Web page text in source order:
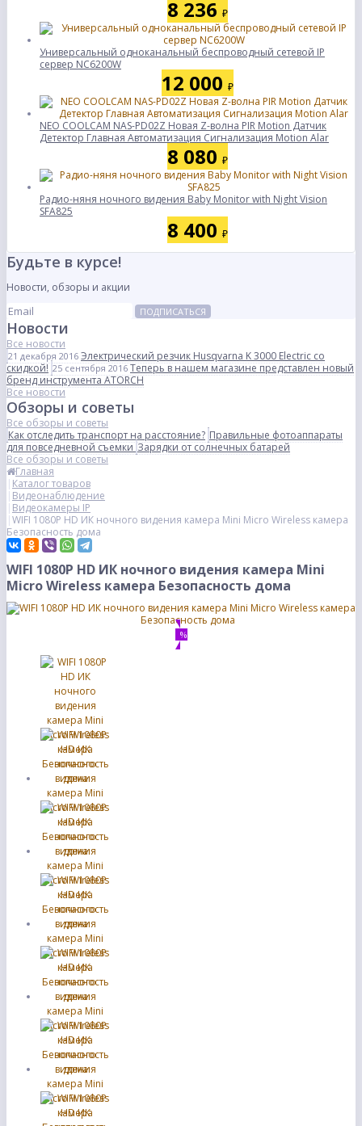
8 236 ₽
Универсальный одноканальный беспроводный сетевой IP
сервер NC6200W
12 000 ₽
NEO COOLCAM NAS-PD02Z Новая Z-волна PIR Motion Датчик
Детектор Главная Автоматизация Сигнализация Motion Alar
8 080 ₽
Радио-няня ночного видения Baby Monitor with Night Vision
SFA825
8 400 ₽
Будьте в курсе!
Новости, обзоры и акции
ПОДПИСАТЬСЯ
Новости
Все новости
21 декабря 2016 Электрический резчик Husqvarna K 3000 Electric со
скидкой! 25 сентября 2016 Теперь в нашем магазине представлен новый
бренд инструмента ATORCH
Все новости
Обзоры и советы
Все обзоры и советы
Как отследить транспорт на расстояние? Правильные фотоаппараты
для повседневной съемкиЗарядки от солнечных батарей
Все обзоры и советы
Главная
Каталог товаров
Видеонаблюдение
Видеокамеры IP
WIFI 1080P HD ИК ночного видения камера Mini Micro Wireless камера
Безопасность дома
WIFI 1080P HD ИК ночного видения камера Mini
Micro Wireless камера Безопасность дома
%